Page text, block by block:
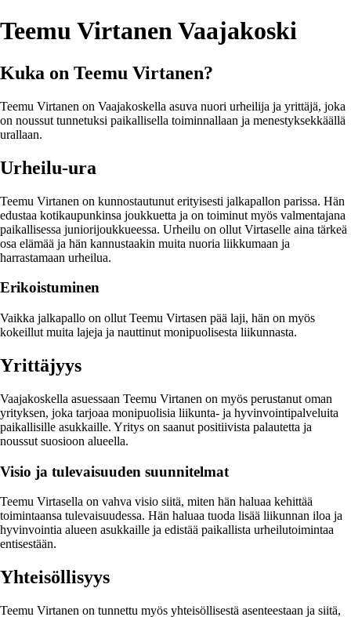
Teemu Virtanen Vaajakoski
Kuka on Teemu Virtanen?
Teemu Virtanen on Vaajakoskella asuva nuori urheilija ja yrittäjä, joka
on noussut tunnetuksi paikallisella toiminnallaan ja menestyksekkäällä
urallaan.
Urheilu-ura
Teemu Virtanen on kunnostautunut erityisesti jalkapallon parissa. Hän
edustaa kotikaupunkinsa joukkuetta ja on toiminut myös valmentajana
paikallisessa juniorijoukkueessa. Urheilu on ollut Virtaselle aina tärkeä
osa elämää ja hän kannustaakin muita nuoria liikkumaan ja
harrastamaan urheilua.
Erikoistuminen
Vaikka jalkapallo on ollut Teemu Virtasen pää laji, hän on myös
kokeillut muita lajeja ja nauttinut monipuolisesta liikunnasta.
Yrittäjyys
Vaajakoskella asuessaan Teemu Virtanen on myös perustanut oman
yrityksen, joka tarjoaa monipuolisia liikunta- ja hyvinvointipalveluita
paikallisille asukkaille. Yritys on saanut positiivista palautetta ja
noussut suosioon alueella.
Visio ja tulevaisuuden suunnitelmat
Teemu Virtasella on vahva visio siitä, miten hän haluaa kehittää
toimintaansa tulevaisuudessa. Hän haluaa tuoda lisää liikunnan iloa ja
hyvinvointia alueen asukkaille ja edistää paikallista urheilutoimintaa
entisestään.
Yhteisöllisyys
Teemu Virtanen on tunnettu myös yhteisöllisestä asenteestaan ja siitä,